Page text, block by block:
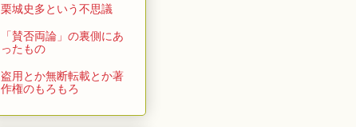
栗城史多という不思議
「賛否両論」の裏側にあ
ったもの
盗用とか無断転載とか著
作権のもろもろ